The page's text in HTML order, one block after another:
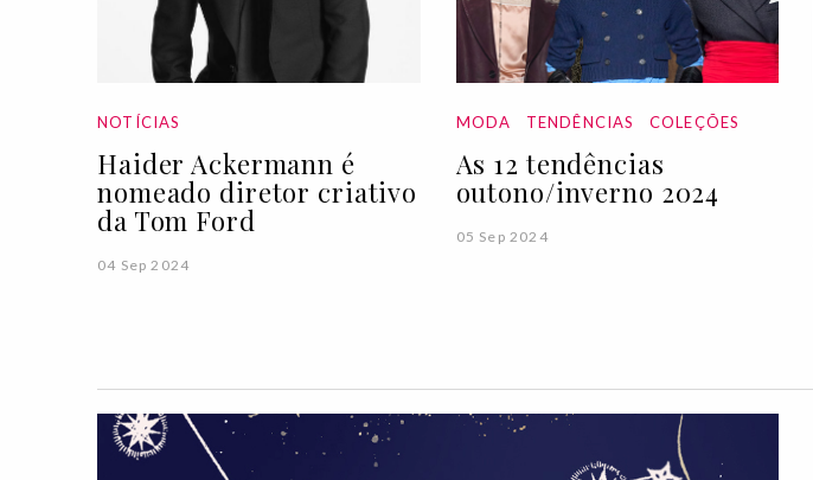
NOTÍCIAS
Haider Ackermann é
nomeado diretor criativo
da Tom Ford
04 Sep 2024
MODA TENDÊNCIAS COLEÇÕES
As 12 tendências
outono/inverno 2024
05 Sep 2024